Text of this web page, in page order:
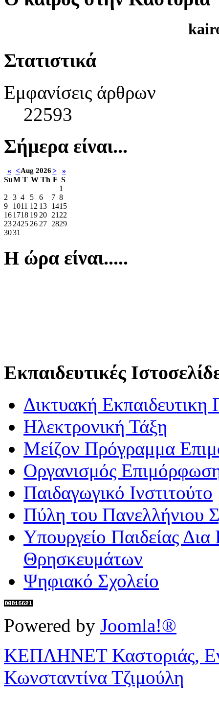
Στατιστικά
Εμφανίσεις άρθρων
22593
Σήμερα είναι...
« <Aug 2026>
»
SuM T W Th F S
1
2
3 4 5 6 7 8
9
1011 12 13 1415
161718 19 20 21 22
232425 26 27 2829
3031
Η ώρα είναι.....
Εκπαιδευτικές
Δικτυακή
Ηλεκτρονική Τάξη
Μείζον Πρόγραμμα
Οργανισμός
Παιδαγωγικό Ινστιτούτο
Πύλη του Πανελλήνιου
Υπουργείο Παιδείας
Θρησκευμάτων
Ψηφιακό Σχολείο
Powered by Joomla!®
ΚΕΠΛΗΝΕΤ Καστοριάς,
Κωνσταντίνα Τζιμούλη